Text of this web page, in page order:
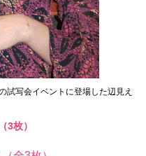
試写会イベントに登場した辺見え
3枚）